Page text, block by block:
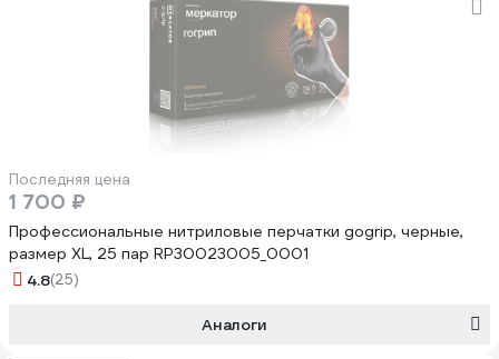
Последняя цена
1 700 ₽
Профессиональные нитриловые перчатки gogrip, черные,
размер XL, 25 пар RP30023005_0001
4.8(25)
Аналоги